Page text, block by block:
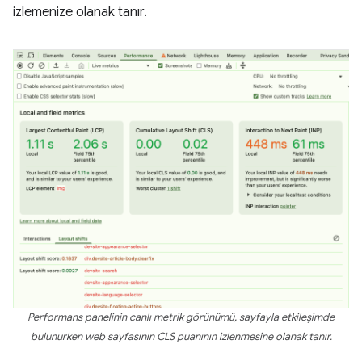
izlemenize olanak tanır.
Performans panelinin canlı metrik görünümü, sayfayla etkileşimde
bulunurken web sayfasının CLS puanının izlenmesine olanak tanır.